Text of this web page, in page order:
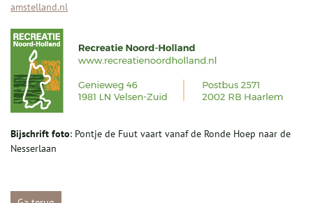
amstelland.nl
Bijschrift foto: Pontje de Fuut vaart vanaf de Ronde Hoep naar de
Nesserlaan